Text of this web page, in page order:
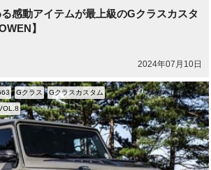
感動アイテムが最上級のGクラスカスタ
】
2024年07月10日
Gクラス Gクラスカスタム